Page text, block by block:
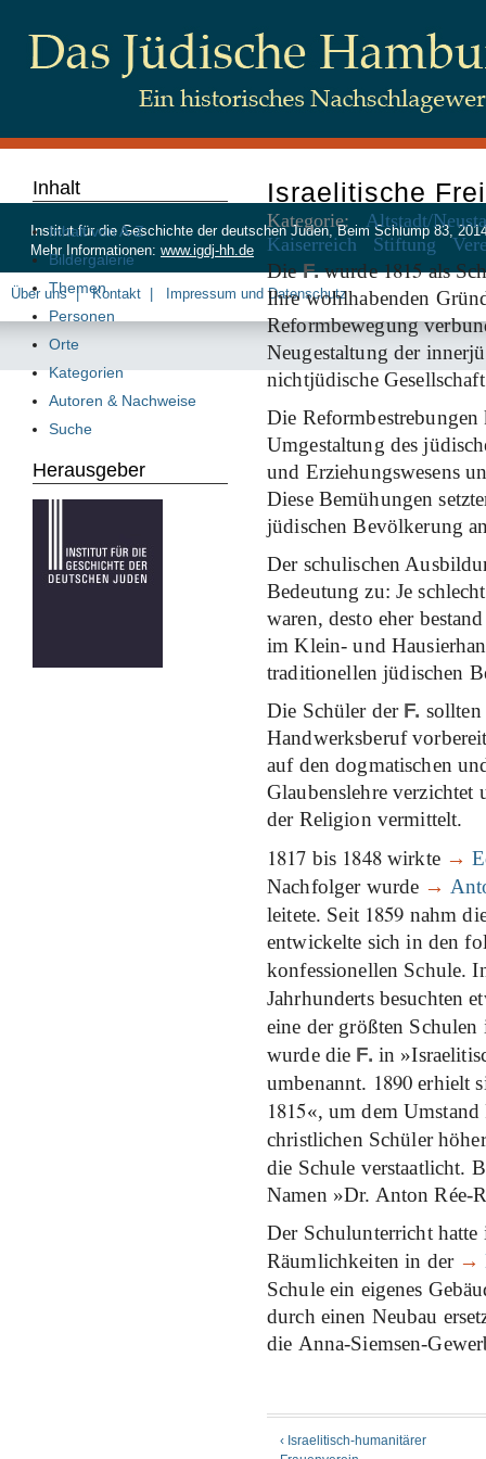
Israelitische
Kategorie:
Altstadt/
Kaiserreich
Stiftung
DieF.wurde1815als
Ihre wohlhabenden
Reformbewegung
Neugestaltung der
nichtjüdische
Die
Umgestaltung des
und Erziehungswesens
Diese Bemühungen
jüdischen Bevölkerung
Der schulischen
Bedeutung zu: Je
waren, desto eher
im Klein- und
traditionellen jüdischen
Die Schüler der F.
Handwerksberuf
auf den dogmatischen
Glaubenslehre verzichtet
der Religion vermittelt.
1817 bis 1848wirkte →
Nachfolger wurde →
leitete. Seit 1859 nahm
entwickelte sich in den
konfessionellen Schule.
Jahrhunderts besuchten
eine der größten
wurde die F. in
umbenannt. 1890 erhielt
1815«, um dem Umstand
christlichen Schüler
die Schule verstaatlicht.
Namen »Dr. Anton Rée-
Der Schulunterricht hatte
Räumlichkeiten in der →
Schule ein eigenes
durch einen Neubau
die Anna-Siemsen-
‹ Israelitisch-humanitärer
Inhalt
Inhalt von A-Z
Bildergalerie
Themen
Personen
Orte
Kategorien
Autoren & Nachweise
Suche
Herausgeber
Institut für die Geschichte der deutschen Juden, Beim Schlump 83,
Mehr Informationen: www.igdj-hh.de
Über uns Kontakt Impressum und Datenschutz